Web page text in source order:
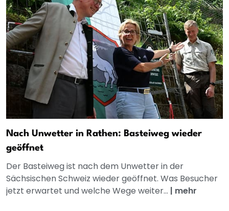
Nach Unwetter in Rathen: Basteiweg wieder
geöffnet
Der Basteiweg ist nach dem Unwetter in der
Sächsischen Schweiz wieder geöffnet. Was Besucher
jetzt erwartet und welche Wege weiter... | mehr